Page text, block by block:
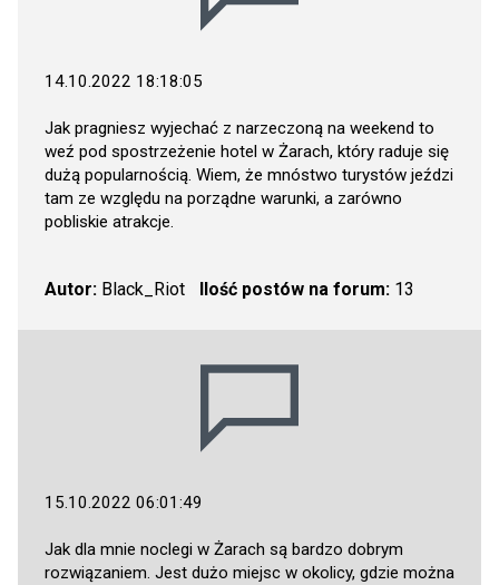
14.10.2022 18:18:05
Jak pragniesz wyjechać z narzeczoną na weekend to
weź pod spostrzeżenie hotel w Żarach, który raduje się
dużą popularnością. Wiem, że mnóstwo turystów jeździ
tam ze względu na porządne warunki, a zarówno
pobliskie atrakcje.
Autor: Black_Riot Ilość postów na forum:13
15.10.2022 06:01:49
Jak dla mnie noclegi w Żarach są bardzo dobrym
rozwiązaniem. Jest dużo miejsc w okolicy, gdzie można